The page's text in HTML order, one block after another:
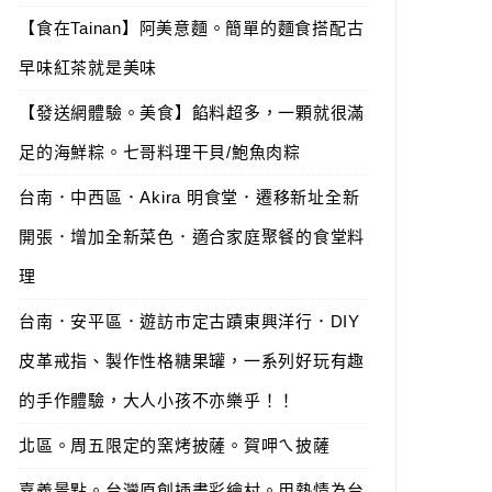
【食在Tainan】阿美意麵。簡單的麵食搭配古
早味紅茶就是美味
【發送網體驗。美食】餡料超多，一顆就很滿
足的海鮮粽。七哥料理干貝/鮑魚肉粽
台南．中西區．Akira 明食堂．遷移新址全新
開張．增加全新菜色．適合家庭聚餐的食堂料
理
台南．安平區．遊訪市定古蹟東興洋行．DIY
皮革戒指、製作性格糖果罐，一系列好玩有趣
的手作體驗，大人小孩不亦樂乎！！
北區。周五限定的窯烤披薩。賀呷ㄟ披薩